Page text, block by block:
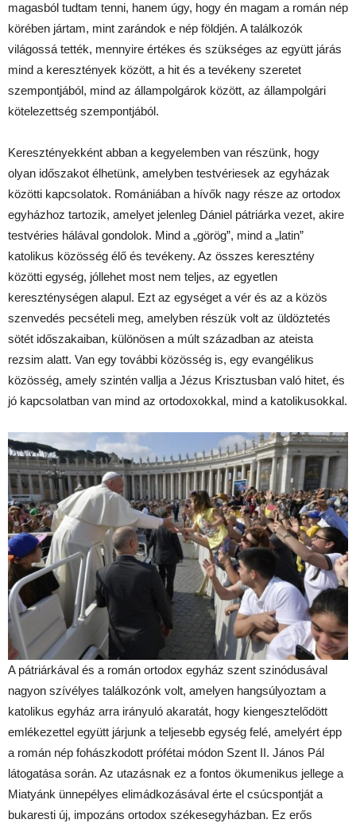
magasból tudtam tenni, hanem úgy, hogy én magam a román nép
körében jártam, mint zarándok e nép földjén. A találkozók
világossá tették, mennyire értékes és szükséges az együtt járás
mind a keresztények között, a hit és a tevékeny szeretet
szempontjából, mind az állampolgárok között, az állampolgári
kötelezettség szempontjából.
Keresztényekként abban a kegyelemben van részünk, hogy
olyan időszakot élhetünk, amelyben testvériesek az egyházak
közötti kapcsolatok. Romániában a hívők nagy része az ortodox
egyházhoz tartozik, amelyet jelenleg Dániel pátriárka vezet, akire
testvéries hálával gondolok. Mind a „görög”, mind a „latin”
katolikus közösség élő és tevékeny. Az összes keresztény
közötti egység, jóllehet most nem teljes, az egyetlen
kereszténységen alapul. Ezt az egységet a vér és az a közös
szenvedés pecsételi meg, amelyben részük volt az üldöztetés
sötét időszakaiban, különösen a múlt században az ateista
rezsim alatt. Van egy további közösség is, egy evangélikus
közösség, amely szintén vallja a Jézus Krisztusban való hitet, és
jó kapcsolatban van mind az ortodoxokkal, mind a katolikusokkal.
A pátriárkával és a román ortodox egyház szent szinódusával
nagyon szívélyes találkozónk volt, amelyen hangsúlyoztam a
katolikus egyház arra irányuló akaratát, hogy kiengesztelődött
emlékezettel együtt járjunk a teljesebb egység felé, amelyért épp
a román nép fohászkodott prófétai módon Szent II. János Pál
látogatása során. Az utazásnak ez a fontos ökumenikus jellege a
Miatyánk ünnepélyes elimádkozásával érte el csúcspontját a
bukaresti új, impozáns ortodox székesegyházban. Ez erős